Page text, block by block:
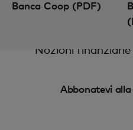
Banca Coop (PDF)
Nozioni
Abbonatevi